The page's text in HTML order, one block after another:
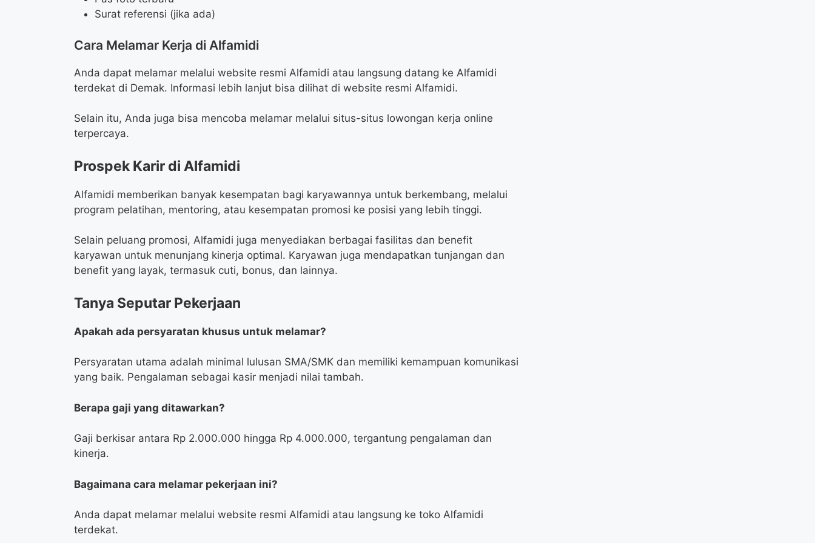
Surat referensi (jika ada)
Cara Melamar Kerja di Alfamidi
Anda dapat melamar melalui website resmi Alfamidi atau langsung datang ke Alfamidi
terdekat di Demak. Informasi lebih lanjut bisa dilihat di website resmi Alfamidi.
Selain itu, Anda juga bisa mencoba melamar melalui situs-situs lowongan kerja online
terpercaya.
Prospek Karir di Alfamidi
Alfamidi memberikan banyak kesempatan bagi karyawannya untuk berkembang, melalui
program pelatihan, mentoring, atau kesempatan promosi ke posisi yang lebih tinggi.
Selain peluang promosi, Alfamidi juga menyediakan berbagai fasilitas dan benefit
karyawan untuk menunjang kinerja optimal. Karyawan juga mendapatkan tunjangan dan
benefit yang layak, termasuk cuti, bonus, dan lainnya.
Tanya Seputar Pekerjaan
Apakah ada persyaratan khusus untuk melamar?
Persyaratan utama adalah minimal lulusan SMA/SMK dan memiliki kemampuan komunikasi
yang baik. Pengalaman sebagai kasir menjadi nilai tambah.
Berapa gaji yang ditawarkan?
Gaji berkisar antara Rp 2.000.000 hingga Rp 4.000.000, tergantung pengalaman dan
kinerja.
Bagaimana cara melamar pekerjaan ini?
Anda dapat melamar melalui website resmi Alfamidi atau langsung ke toko Alfamidi
terdekat.